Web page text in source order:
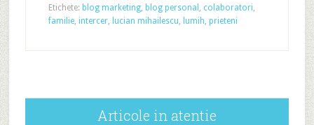
Etichete: blog marketing, blog personal , colaboratori,
familie, intercer, lucian mihailescu, lumih, prieteni
Articole in atentie